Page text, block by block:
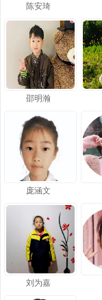
陈安琦
邵明瀚
庞涵文
刘为嘉